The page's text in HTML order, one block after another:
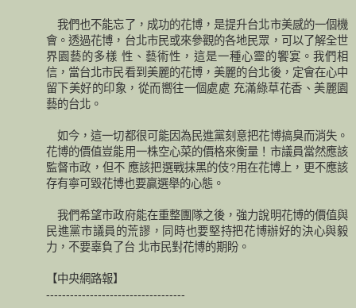
我們也不能忘了，成功的花博，是提升台北市美感的一個機
會。透過花博，台北市民或來參觀的各地民眾，可以了解全世
界園藝的多樣 性、藝術性，這是一種心靈的饗宴。我們相
信，當台北市民看到美麗的花博，美麗的台北後，定會在心中
留下美好的印象，從而嚮往一個處處 充滿綠草花香、美麗園
藝的台北。
如今，這一切都很可能因為民進黨刻意把花博搞臭而消失。
花博的價值豈能用一株空心菜的價格來衡量！市議員當然應該
監督市政，但不 應該把選戰抹黑的伎?用在花博上，更不應該
存有寧可毀花博也要贏選舉的心態。
我們希望市政府能在重整團隊之後，強力說明花博的價值與
民進黨市議員的荒謬，同時也要堅持把花博辦好的決心與毅
力，不要辜負了台 北市民對花博的期盼。
【中央網路報】
-----------------------------------